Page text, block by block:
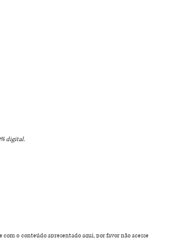
digital.
com o conteúdoapresentado aqui, por favor não acesse